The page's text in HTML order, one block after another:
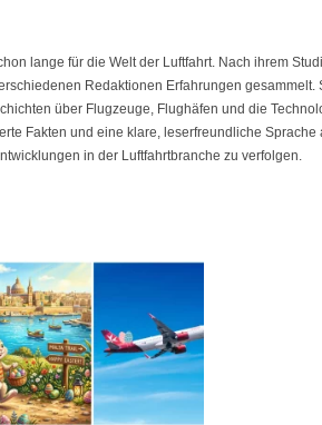
lange für die Welt der Luftfahrt. Nach ihrem
Redaktionen Erfahrungen gesammelt.
über Flugzeuge, Flughäfen und die
Fakten und eine klare, leserfreundliche Sprache
in der Luftfahrtbranche zu verfolgen.